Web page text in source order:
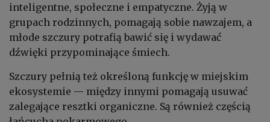
inteligentne, społeczne i empatyczne. Żyją w
grupach rodzinnych, pomagają sobie nawzajem, a
młode szczury potrafią bawić się i wydawać
dźwięki przypominające śmiech.
Szczury pełnią też określoną funkcję w miejskim
ekosystemie — między innymi pomagają usuwać
zalegające resztki organiczne. Są również częścią